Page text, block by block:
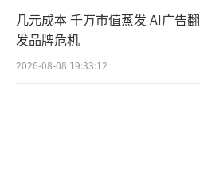
几元成本 千万市值蒸发 AI广告
发品牌危机
2026-08-08 19:33:12